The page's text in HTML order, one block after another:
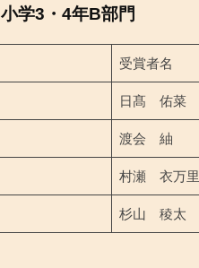
小学3・4年B部門
受賞者名
日髙 佑菜
渡会 紬
村瀬 衣万里
杉山 稜太